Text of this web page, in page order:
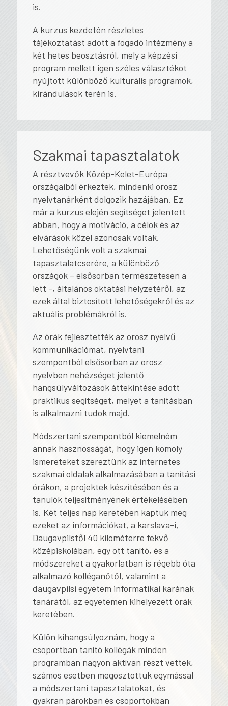
is.
A kurzus kezdetén részletes
tájékoztatást adott a fogadó intézmény a
két hetes beosztásról, mely a képzési
program mellett igen széles választékot
nyújtott különböző kulturális programok,
kirándulások terén is.
Szakmai tapasztalatok
A résztvevők Közép-Kelet-Európa
országaiból érkeztek, mindenki orosz
nyelvtanárként dolgozik hazájában. Ez
már a kurzus elején segítséget jelentett
abban, hogy a motiváció, a célok és az
elvárások közel azonosak voltak.
Lehetőségünk volt a szakmai
tapasztalatcserére, a különböző
országok – elsősorban természetesen a
lett -, általános oktatási helyzetéről, az
ezek által biztosított lehetőségekről és az
aktuális problémákról is.
Az órák fejlesztették az orosz nyelvű
kommunikációmat, nyelvtani
szempontból elsősorban az orosz
nyelvben nehézséget jelentő
hangsúlyváltozások áttekintése adott
praktikus segítséget, melyet a tanításban
is alkalmazni tudok majd.
Módszertani szempontból kiemelném
annak hasznosságát, hogy igen komoly
ismereteket szereztünk az internetes
szakmai oldalak alkalmazásában a tanítási
órákon, a projektek készítésében és a
tanulók teljesítményének értékelésében
is. Két teljes nap keretében kaptuk meg
ezeket az információkat, a karslava-i,
Daugavpilstől 40 kilométerre fekvő
középiskolában, egy ott tanító, és a
módszereket a gyakorlatban is régebb óta
alkalmazó kolléganőtől, valamint a
daugavpilsi egyetem informatikai karának
tanárától, az egyetemen kihelyezett órák
keretében.
Külön kihangsúlyoznám, hogy a
csoportban tanító kollégák minden
programban nagyon aktívan részt vettek,
számos esetben megosztottuk egymással
a módszertani tapasztalatokat, és
gyakran párokban és csoportokban